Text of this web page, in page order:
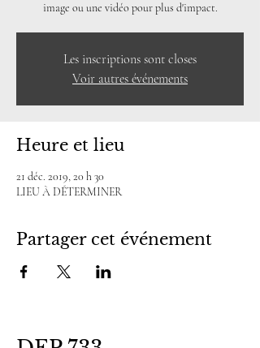
image ou une vidéo pour plus d'impact.
Les inscriptions sont closes
Voir autres événements
Heure et lieu
21 déc. 2019, 20 h 30
LIEU À DÉTERMINER
Partager cet événement